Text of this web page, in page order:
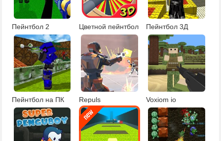
Пейнтбол 2 Цветной пейнтбол Пейнтбол 3Д
Пейнтбол на ПК Repuls Voxiom io